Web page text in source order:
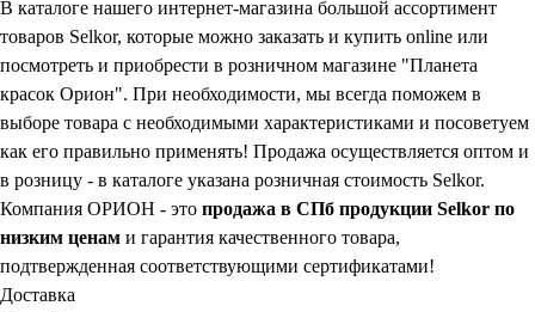
В каталоге нашего интернет-магазина большой ассортимент
товаров Selkor, которые можно заказать и купить online или
посмотреть и приобрести в розничном магазине "Планета
красок Орион". При необходимости, мы всегда поможем в
выборе товара с необходимыми характеристиками и посоветуем
как его правильно применять! Продажа осуществляется оптом и
в розницу - в каталоге указана розничная стоимость Selkor.
Компания ОРИОН - это продажа в СПб продукции Selkor по
низким ценам и гарантия качественного товара,
подтвержденная соответствующими сертификатами!
Доставка